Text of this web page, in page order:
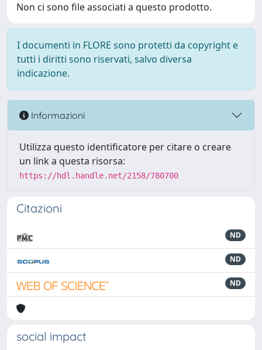
Non ci sono file associati a questo prodotto.
I documenti in FLORE sono protetti da copyright e
tutti i diritti sono riservati, salvo diversa
indicazione.
Informazioni
Utilizza questo identificatore per citare o creare
un link a questa risorsa:
https://hdl.handle.net/2158/780700
Citazioni
ND
ND
ND
social impact